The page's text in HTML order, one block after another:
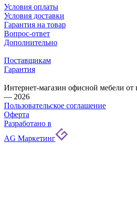
Условия оплаты
Условия доставки
Гарантия на товар
Вопрос-ответ
Дополнительно
Поставщикам
Гарантия
Интернет-магазин офисной мебели от
— 2026
Пользовательское соглашение
Оферта
Разработано в
AG Маркетинг